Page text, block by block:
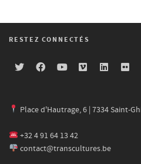
RESTEZ CONNECTÉS
Place d'Hautrage, 6 | 7334 Saint-
+32 4 91 64 13 42
contact@transcultures.be